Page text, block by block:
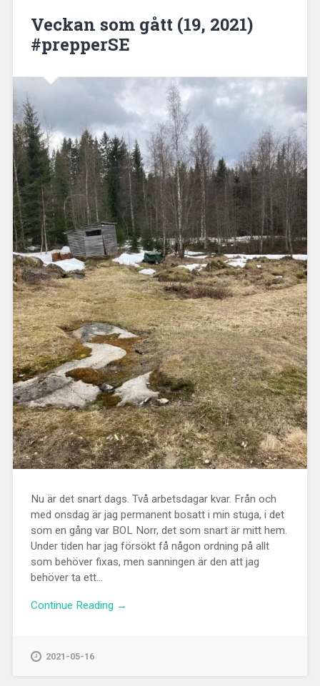
Veckan som gått (19, 2021)
#prepperSE
Nu är det snart dags. Två arbetsdagar kvar. Från och
med onsdag är jag permanent bosatt i min stuga, i det
som en gång var BOL Norr, det som snart är mitt hem.
Under tiden har jag försökt få någon ordning på allt
som behöver fixas, men sanningen är den att jag
behöver ta ett...
Continue Reading →
2021-05-16